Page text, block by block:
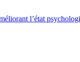
l’état